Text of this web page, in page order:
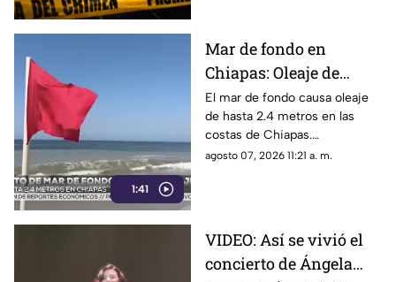
1:41
Mar de fondo en
Chiapas: Oleaje de
hasta 2.4 metros alerta
a las costas del estado
El mar de fondo causa oleaje
de hasta 2.4 metros en las
costas de Chiapas.
Autoridades reportan 9
agosto 07, 2026 11:21 a. m.
VIDEO: Así se vivió el
concierto de Ángela